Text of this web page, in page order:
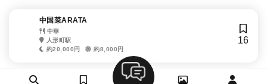
中国菜ARATA
中華
人形町駅
約20,000円
約8,000円
16